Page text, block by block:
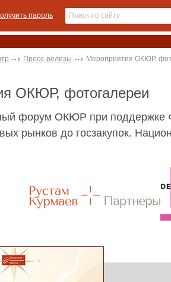
пароль
Пресс-релизы Мероприятия ОКЮР,
ОКЮР, фотогалереи
форум ОКЮР при поддержке
рынков до госзакупок.